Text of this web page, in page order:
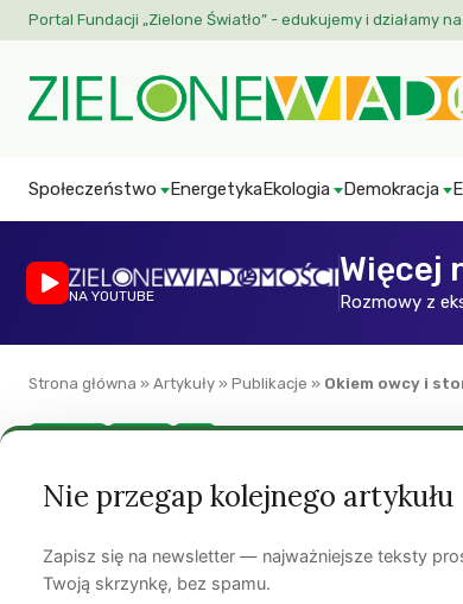
Portal Fundacji „Zielone Światło” - edukujemy i działamy
Społeczeństwo EnergetykaEkologia Demokracja
NA YOUTUBE
Więcej
Rozmowy z
Strona główna » Artykuły » Publikacje » Okiem owcy i
Okiem owcy i
drugiej strony
Nie przegap kolejnego artykułu
Zapisz się na newsletter — najważniejsze teksty
Twoją skrzynkę, bez spamu.